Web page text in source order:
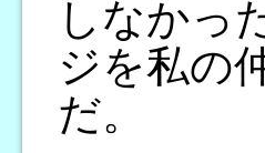
しなかっ
ジを私の
だ。